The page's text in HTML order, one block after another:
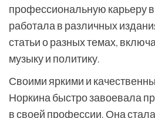
профессиональную карьеру
работала в различных
статьи о разных темах,
музыку и политику.
Своими яркими и
Норкина быстро завоевала
в своей профессии. Она